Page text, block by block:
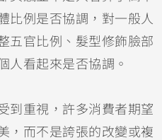
比例是否協調，對一般人
五官比例、髮型修飾臉部
人看起來是否協調。
到重視，許多消費者期望
，而不是誇張的改變或複